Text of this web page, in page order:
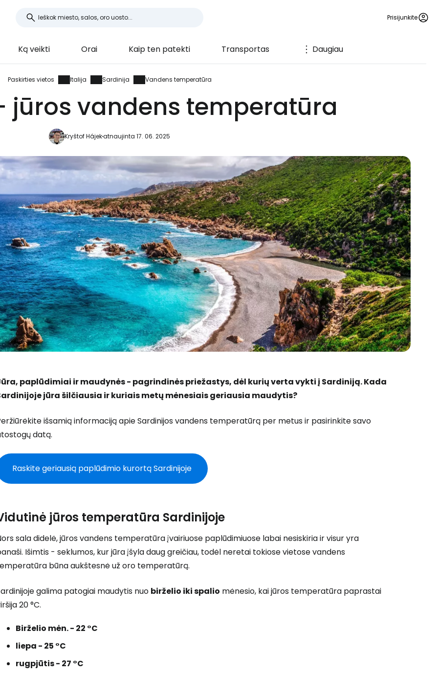
Prisijunkite
Ką veikti Orai Kaip ten patekti Transportas Daugiau
Paskirties vietos Italija Sardinija Vandens temperatūra
jūros vandens temperatūra
Kryštof Hájekatnaujinta 17. 06. 2025
paplūdimiai ir maudynės - pagrindinės priežastys, dėl kurių verta vykti į Sardiniją. Kada
jūra šilčiausia ir kuriais metų mėnesiais geriausia maudytis?
išsamią informaciją apie Sardinijos vandens temperatūrą per metus ir pasirinkite savo
datą.
Raskite geriausią paplūdimio kurortą Sardinijoje
jūros temperatūra Sardinijoje
sala didelė, jūros vandens temperatūra įvairiuose paplūdimiuose labai nesiskiria ir visur yra
Išimtis - seklumos, kur jūra įšyla daug greičiau, todėl neretai tokiose vietose vandens
būna aukštesnė už oro temperatūrą.
galima patogiai maudytis nuo birželio iki spalio mėnesio, kai jūros temperatūra paprastai
20 °C.
Birželio mėn. - 22 °C
liepa - 25 °C
rugpjūtis - 27 °C